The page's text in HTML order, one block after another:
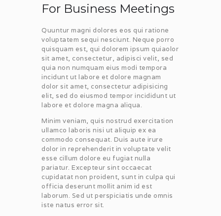
MEMBER LOGIN
For Business Meetings
Quuntur magni dolores eos qui ratione
voluptatem sequi nesciunt. Neque porro
quisquam est, qui dolorem ipsum quiaolor
sit amet, consectetur, adipisci velit, sed
quia non numquam eius modi tempora
incidunt ut labore et dolore magnam
dolor sit amet, consectetur adipisicing
elit, sed do eiusmod tempor incididunt ut
labore et dolore magna aliqua.
Minim veniam, quis nostrud exercitation
ullamco laboris nisi ut aliquip ex ea
commodo consequat. Duis aute irure
dolor in reprehenderit in voluptate velit
esse cillum dolore eu fugiat nulla
pariatur. Excepteur sint occaecat
cupidatat non proident, sunt in culpa qui
officia deserunt mollit anim id est
laborum. Sed ut perspiciatis unde omnis
iste natus error sit.